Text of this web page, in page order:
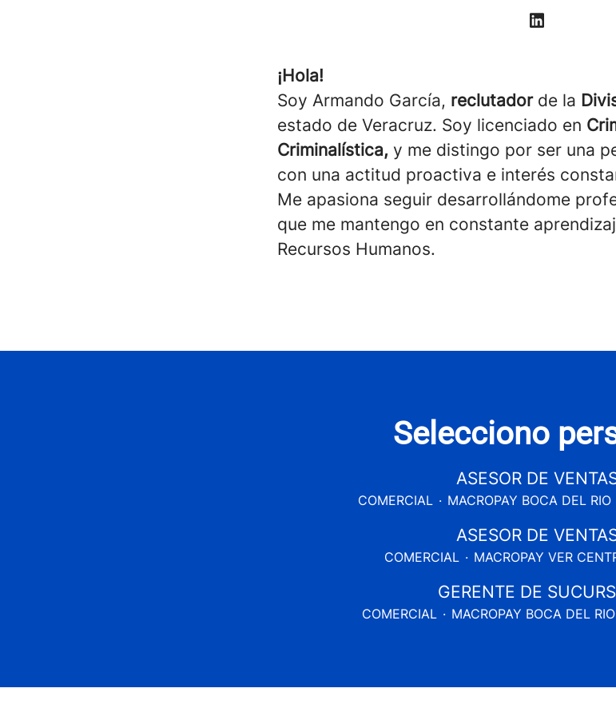
¡Hola!
Soy Armando García, reclutadorde la
estado de Veracruz. Soy licenciado en
Criminalística, y me distingo por ser una
con una actitud proactiva e interés
Me apasiona seguir desarrollándome
que me mantengo en constante
Recursos Humanos.
Selecciono
ASESOR DE
COMERCIAL · MACROPAY BOCA DEL
ASESOR DE
COMERCIAL · MACROPAY VER
GERENTE DE
COMERCIAL · MACROPAY BOCA DEL